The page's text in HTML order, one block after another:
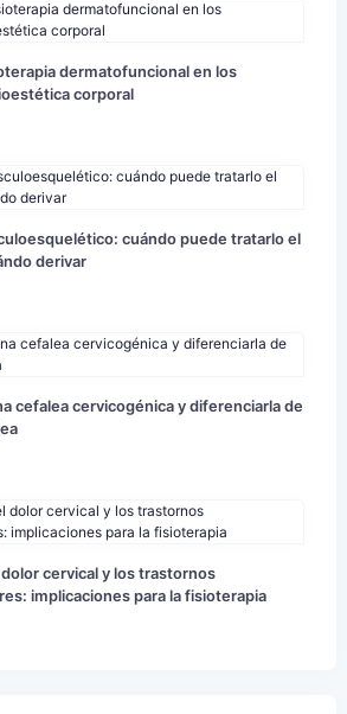
dermatofuncional en los
corporal
cuándo puede tratarlo el
derivar
cefalea cervicogénica y diferenciarla de
cervical y los trastornos
implicaciones para la fisioterapia